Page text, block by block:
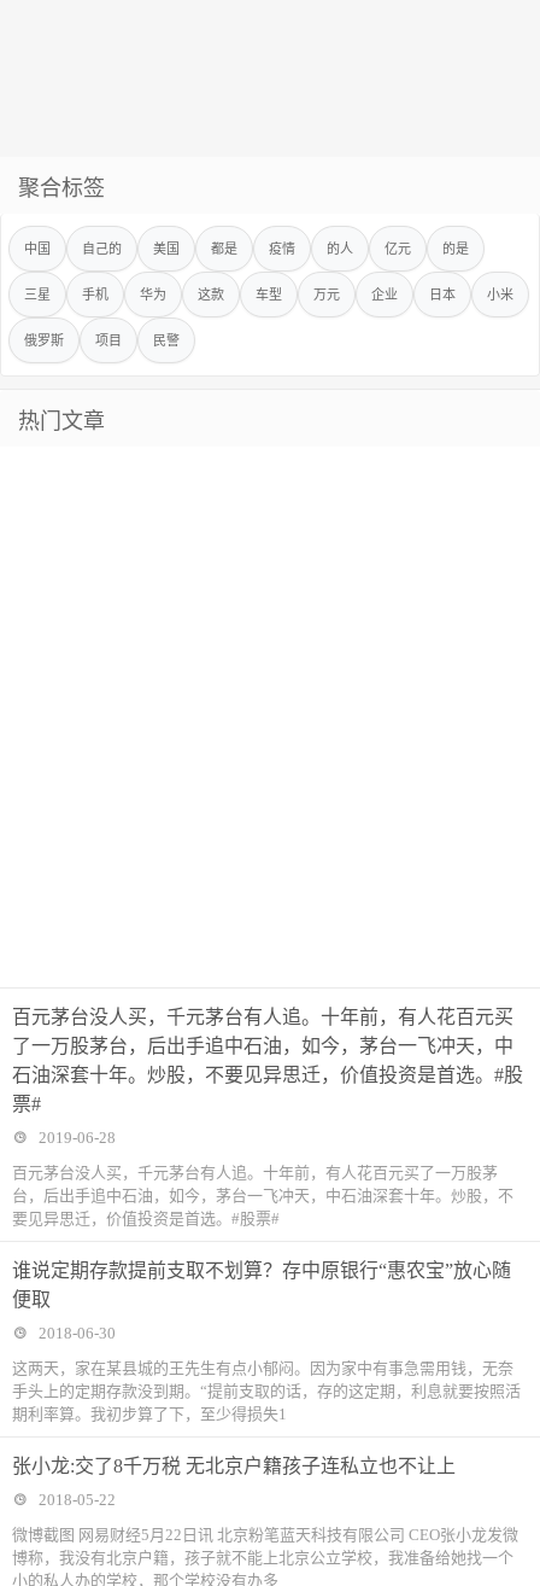
聚合标签
中国 自己的 美国 都是 疫情 的人 亿元 的是
三星 手机 华为 这款 车型 万元 企业 日本 小米
俄罗斯 项目 民警
热门文章
百元茅台没人买，千元茅台有人追。十年前，有人花百元买
了一万股茅台，后出手追中石油，如今，茅台一飞冲天，中
石油深套十年。炒股，不要见异思迁，价值投资是首选。#股
票#
2019-06-28
百元茅台没人买，千元茅台有人追。十年前，有人花百元买了一万股茅
台，后出手追中石油，如今，茅台一飞冲天，中石油深套十年。炒股，不
要见异思迁，价值投资是首选。#股票#
谁说定期存款提前支取不划算？存中原银行“惠农宝”放心随
便取
2018-06-30
这两天，家在某县城的王先生有点小郁闷。因为家中有事急需用钱，无奈
手头上的定期存款没到期。“提前支取的话，存的这定期，利息就要按照活
期利率算。我初步算了下，至少得损失1
张小龙:交了8千万税 无北京户籍孩子连私立也不让上
2018-05-22
微博截图 网易财经5月22日讯 北京粉笔蓝天科技有限公司 CEO张小龙发微
博称，我没有北京户籍，孩子就不能上北京公立学校，我准备给她找一个
小的私人办的学校，那个学校没有办多